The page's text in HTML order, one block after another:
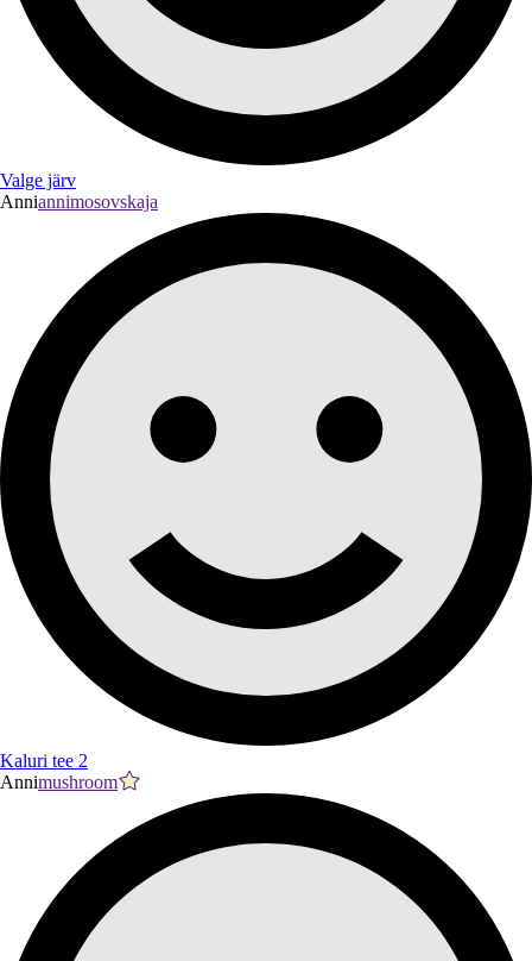
Valge järv
Anniannimosovskaja
Kaluri tee 2
Annimushroom